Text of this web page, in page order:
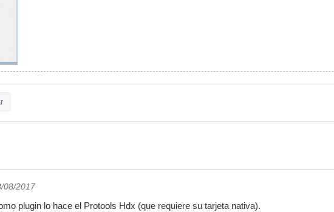
08/2017
plugin lo hace el Protools Hdx (que requiere su tarjeta nativa).